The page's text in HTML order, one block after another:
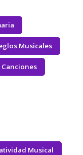
Musicales
Musical